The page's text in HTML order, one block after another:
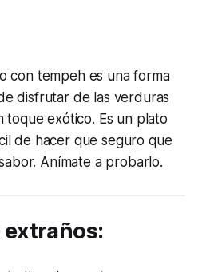
con tempeh es una forma
disfrutar de las verduras
exótico. Es un plato
de hacer que seguro que
Anímate a probarlo.